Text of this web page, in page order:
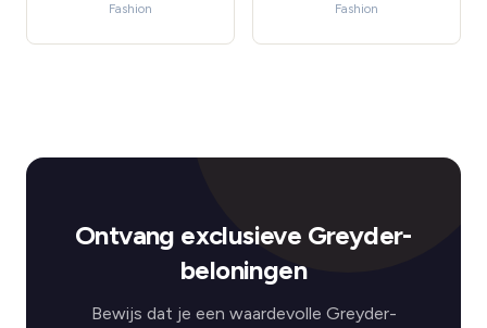
Fashion Fashion
Ontvang exclusieve Greyder-
beloningen
Bewijs dat je een waardevolle Greyder-